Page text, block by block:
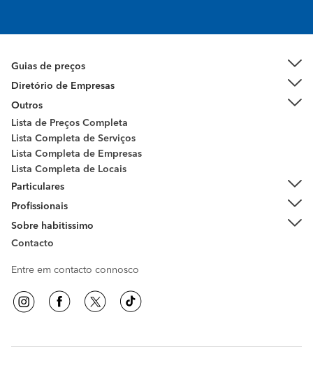
Guias de preços
Diretório de Empresas
Outros
Lista de Preços Completa
Lista Completa de Serviços
Lista Completa de Empresas
Lista Completa de Locais
Particulares
Profissionais
Sobre habitissimo
Contacto
Entre em contacto connosco